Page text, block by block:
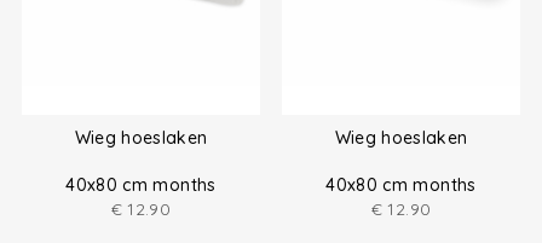
Wieg hoeslaken
40x80 cm months
€ 12.90
Wieg hoeslaken
40x80 cm months
€ 12.90